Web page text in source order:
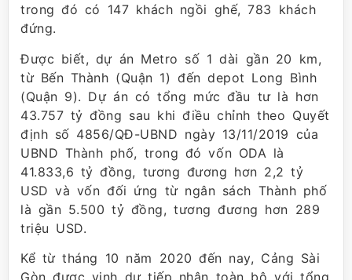
trong đó có 147 khách ngồi ghế, 783 khách
đứng.
Được biết, dự án Metro số 1 dài gần 20 km,
từ Bến Thành (Quận 1) đến depot Long Bình
(Quận 9). Dự án có tổng mức đầu tư là hơn
43.757 tỷ đồng sau khi điều chỉnh theo Quyết
định số 4856/QĐ-UBND ngày 13/11/2019 của
UBND Thành phố, trong đó vốn ODA là
41.833,6 tỷ đồng, tương đương hơn 2,2 tỷ
USD và vốn đối ứng từ ngân sách Thành phố
là gần 5.500 tỷ đồng, tương đương hơn 289
triệu USD.
Kể từ tháng 10 năm 2020 đến nay, Cảng Sài